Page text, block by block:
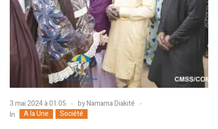
3 mai 2024 à 01:05 byNamama Diakité
In
A la Une Société